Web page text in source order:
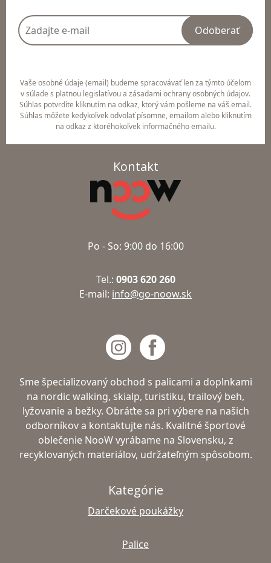
Odoberať
Vaše osobné údaje (email) budeme spracovávať len za týmto účelom
v súlade s platnou legislatívou a zásadami ochrany osobných údajov.
Súhlas potvrdíte kliknutím na odkaz, ktorý vám pošleme na váš email.
Súhlas môžete kedykoľvek odvolať písomne, emailom alebo kliknutím
na odkaz z ktoréhokoľvek informačného emailu.
Kontakt
Po - So: 9:00 do 16:00
Tel.: 0903 620 260
E-mail: info@go-noow.sk
Sme špecializovaný obchod s palicami a doplnkami
na nordic walking, skialp, turistiku, trailový beh,
lyžovanie a bežky. Obráťte sa pri výbere na našich
odborníkov a kontaktujte nás. Kvalitné športové
oblečenie NooW vyrábame na Slovensku, z
recyklovaných materiálov, udržateľným spôsobom.
Kategórie
Darčekové poukážky
Palice